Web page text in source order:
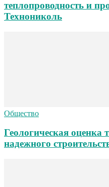
теплопроводность и
Технониколь
Общество
Геологическая оценка
надежного